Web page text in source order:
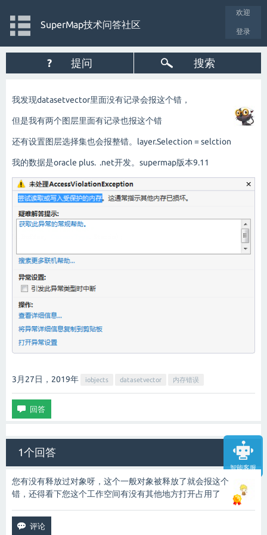
智能客服
欢迎
登录
SuperMap技术问答社区
? 提问 搜索
我发现datasetvector里面没有记录会报这个错，
但是我有两个图层里面有记录也报这个错
还有设置图层选择集也会报整错。layer.Selection = selction
我的数据是oracle plus. .net开发。supermap版本9.11
3月27日，2019年 iobjects datasetvector 内存错误
1个回答
您有没有释放过对象呀，这个一般对象被释放了就会报这个
错，还得看下您这个工作空间有没有其他地方打开占用了